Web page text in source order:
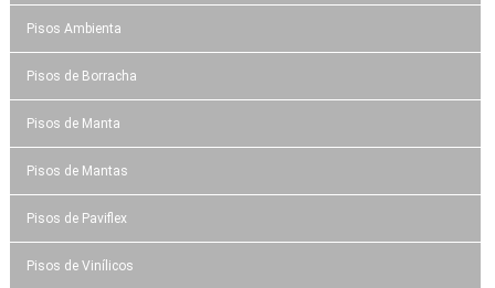
Pisos Ambienta
Pisos de Borracha
Pisos de Manta
Pisos de Mantas
Pisos de Paviflex
Pisos de Vinílicos